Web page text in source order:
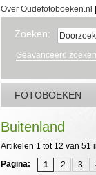
Over Oudefotoboeken.nl
Zoeken:
Geavanceerd
FOTOBOEKEN
Buitenland
Artikelen 1 tot 12 van 51
Pagina:
1 2 3